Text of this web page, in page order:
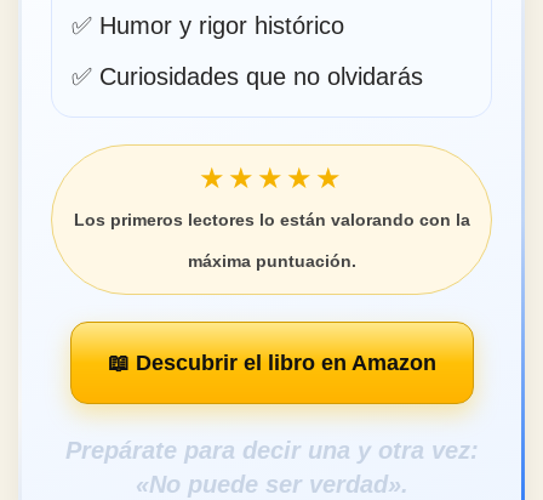
✅ Historias reales que parecen
✅ Curiosidades que no olvidarás
★★★★★
Los primeros lectores lo están valorando con la
máxima puntuación.
📖 Descubrir el libro en Amazon